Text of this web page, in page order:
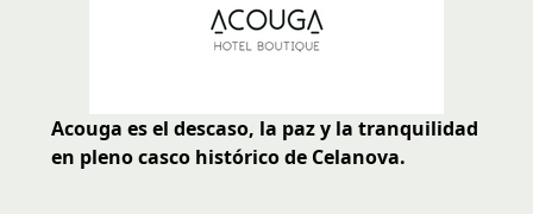
Acouga es el descaso, la paz y la tranquilidad
en pleno casco histórico de Celanova.